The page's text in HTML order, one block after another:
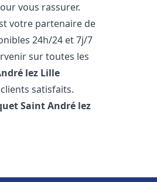
vous rassurer.
votre partenaire de
24h/24 et 7j/7
sur toutes les
lez Lille
satisfaits.
Saint André lez